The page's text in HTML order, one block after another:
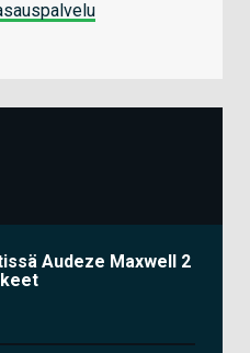
Audeze Maxwell 2